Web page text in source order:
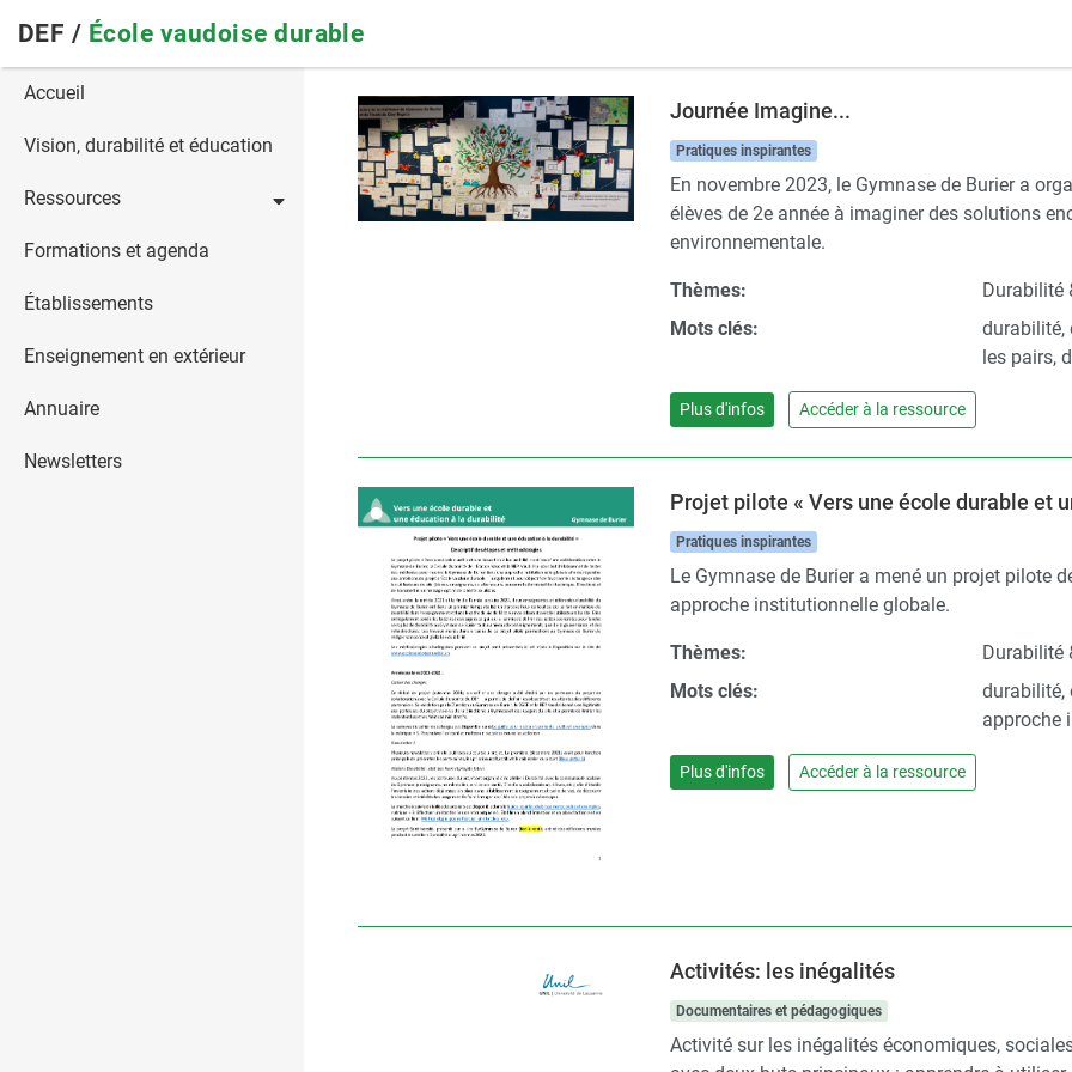
main
navigation
DEF / École vaudoise durable
Main
navigation
Accueil
Vision, durabilité et éducation
Ressources
Formations et agenda
Établissements
Enseignement en extérieur
Annuaire
Newsletters
Journée Imagine...
Pratiques inspirantes
En novembre 2023, le Gymnase de Burier a
élèves de 2e année à imaginer des solutions
environnementale.
Thèmes:
Durabilité
Mots clés:
durabilité,
les pairs,
Plus d'infos Accéder à la ressource
Projet pilote « Vers une école durable et
Pratiques inspirantes
Le Gymnase de Burier a mené un projet pilote
approche institutionnelle globale.
Thèmes:
Durabilité
Mots clés:
durabilité,
approche
Plus d'infos Accéder à la ressource
Activités: les inégalités
Documentaires et pédagogiques
Activité sur les inégalités économiques,